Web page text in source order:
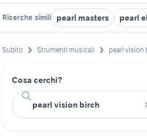
Ricerche simili pearl masters pearl
Subito Strumenti musicali pearl vision
Cosa cerchi?